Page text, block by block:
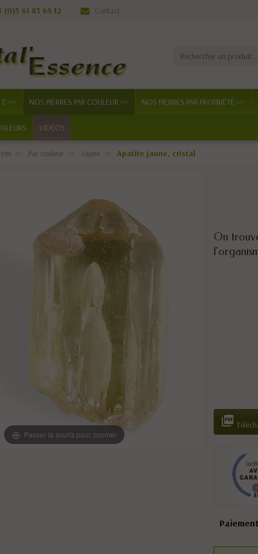
(0)5 61 83 64 12 Contact
>>> NOS PIERRES PAR COULEUR >>> NOS PIERRES PAR PROPRIÉTÉ >>>
VIDÉOS
Par couleur Jaune Apatite jaune, cristal
Passer la souris pour zoomer
On
